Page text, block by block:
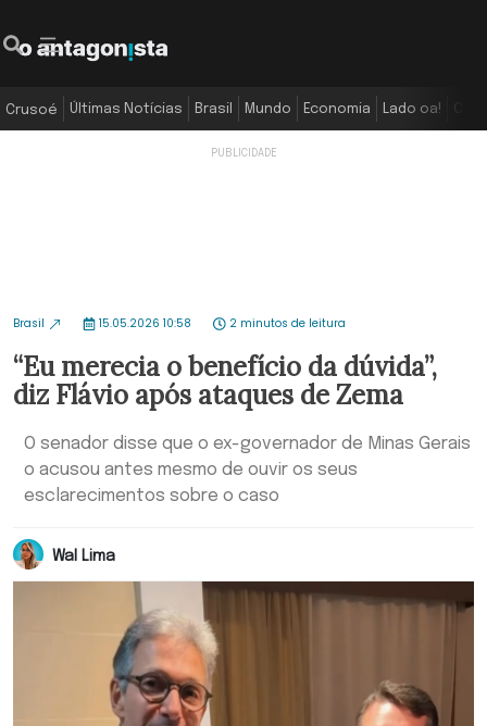
Crusoé Últimas Notícias Brasil Mundo Economia Lado oa!
Brasil 15.05.2026 10:58 2 minutos de leitura
“Eu merecia o benefício da dúvida”,
diz Flávio após ataques de Zema
O senador disse que o ex-governador de Minas Gerais
o acusou antes mesmo de ouvir os seus
esclarecimentos sobre o caso
Wal Lima